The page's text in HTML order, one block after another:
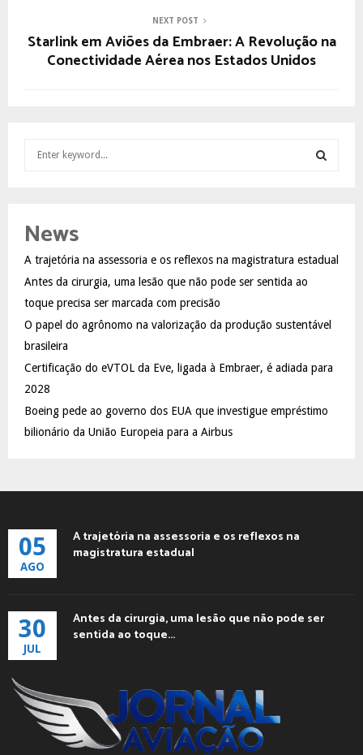
NEXT POST
Starlink em Aviões da Embraer: A Revolução na
Conectividade Aérea nos Estados Unidos
h
o
r
:
A
C
News
A trajetória na assessoria e os reflexos na magistratura estadual
Antes da cirurgia, uma lesão que não pode ser sentida ao
toque precisa ser marcada com precisão
O papel do agrônomo na valorização da produção sustentável
brasileira
Certificação do eVTOL da Eve, ligada à Embraer, é adiada para
2028
Boeing pede ao governo dos EUA que investigue empréstimo
bilionário da União Europeia para a Airbus
05
AGO
A trajetória na assessoria e os reflexos na
magistratura estadual
30
JUL
Antes da cirurgia, uma lesão que não pode ser
sentida ao toque...